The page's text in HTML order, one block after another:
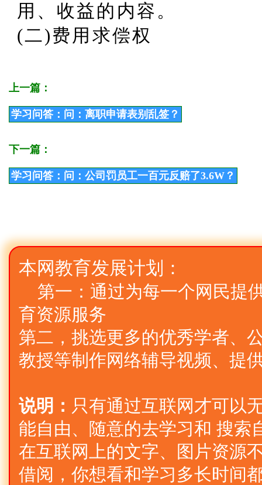
用、收益的内容。
(二)费用求偿权
上一篇：
学习问答：问：离职申请表别乱签？
下一篇：
学习问答：问：公司罚员工一百元反赔了3.6W？
本网教育发展计划：
第一：通过为每一个网民提
育资源服务
第二，挑选更多的优秀学者、
教授等制作网络辅导视频、提
说明： 只有通过互联网才可以
能自由、随意的去学习和 搜索
在互联网上的文字、图片资源
借阅，你想看和学习多长时间